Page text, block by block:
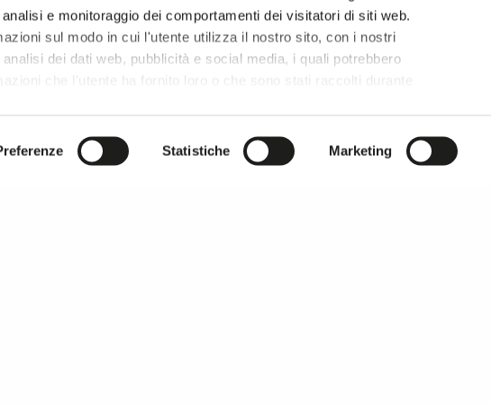
e monitoraggio dei comportamenti dei visitatori di siti web.
sul modo in cui l'utente utilizza il nostro sito, con i nostri
dei dati web, pubblicità e social media, i quali potrebbero
che l'utente ha fornito loro o che sono stati raccolti durante
l'
Informativa Privacy.
Statistiche Marketing